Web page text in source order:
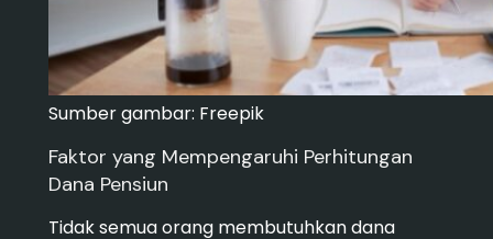
Sumber gambar: Freepik
Faktor yang Mempengaruhi Perhitungan
Dana Pensiun
Tidak semua orang membutuhkan dana